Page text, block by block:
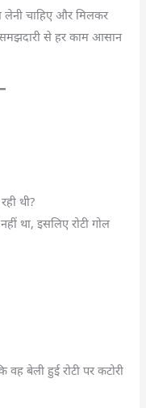
लेनी चाहिए और मिलकर
से हर काम आसान
थी?
था, इसलिए रोटी गोल
बेली हुई रोटी पर कटोरी